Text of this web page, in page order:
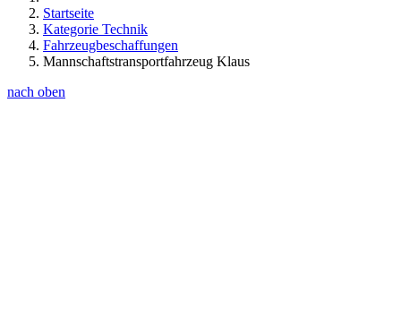
Startseite
Kategorie Technik
Fahrzeugbeschaffungen
Mannschaftstransportfahrzeug Klaus
nach oben